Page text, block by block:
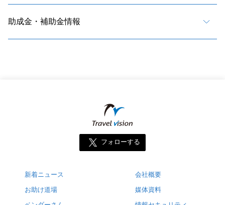
助成金・補助金情報
フォローする
新着ニュース
お助け道場
会社概要
媒体資料